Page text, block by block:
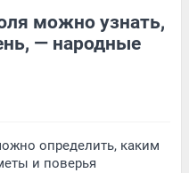
можно узнать,
— народные
определить, каким
и поверья